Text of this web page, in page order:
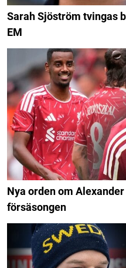
Sarah Sjöström tvingas
EM
Nya orden om
försäsongen